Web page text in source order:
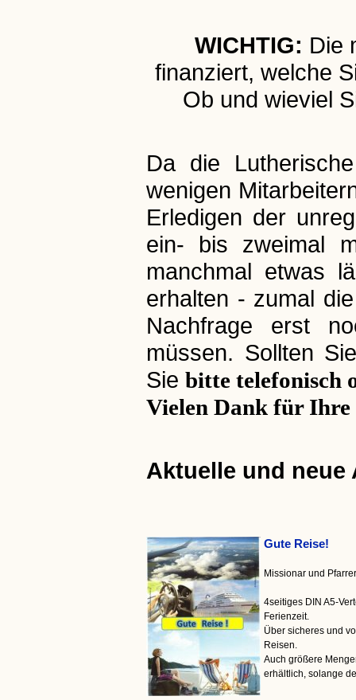
WICHTIG: Die
finanziert, welche
Ob und wieviel
Da die
wenigen
Erledigen der
ein- bis zweimal
manchmal etwas
erhalten - zumal
Nachfrage erst
müssen. Sollten
Sie bitte telefonisch
Vielen Dank für Ihre
Aktuelle und neue
Gute Reise!
Missionar und
4seitiges DIN A5-
Ferienzeit.
Über sicheres und
Reisen.
Auch größere
erhältlich, solange